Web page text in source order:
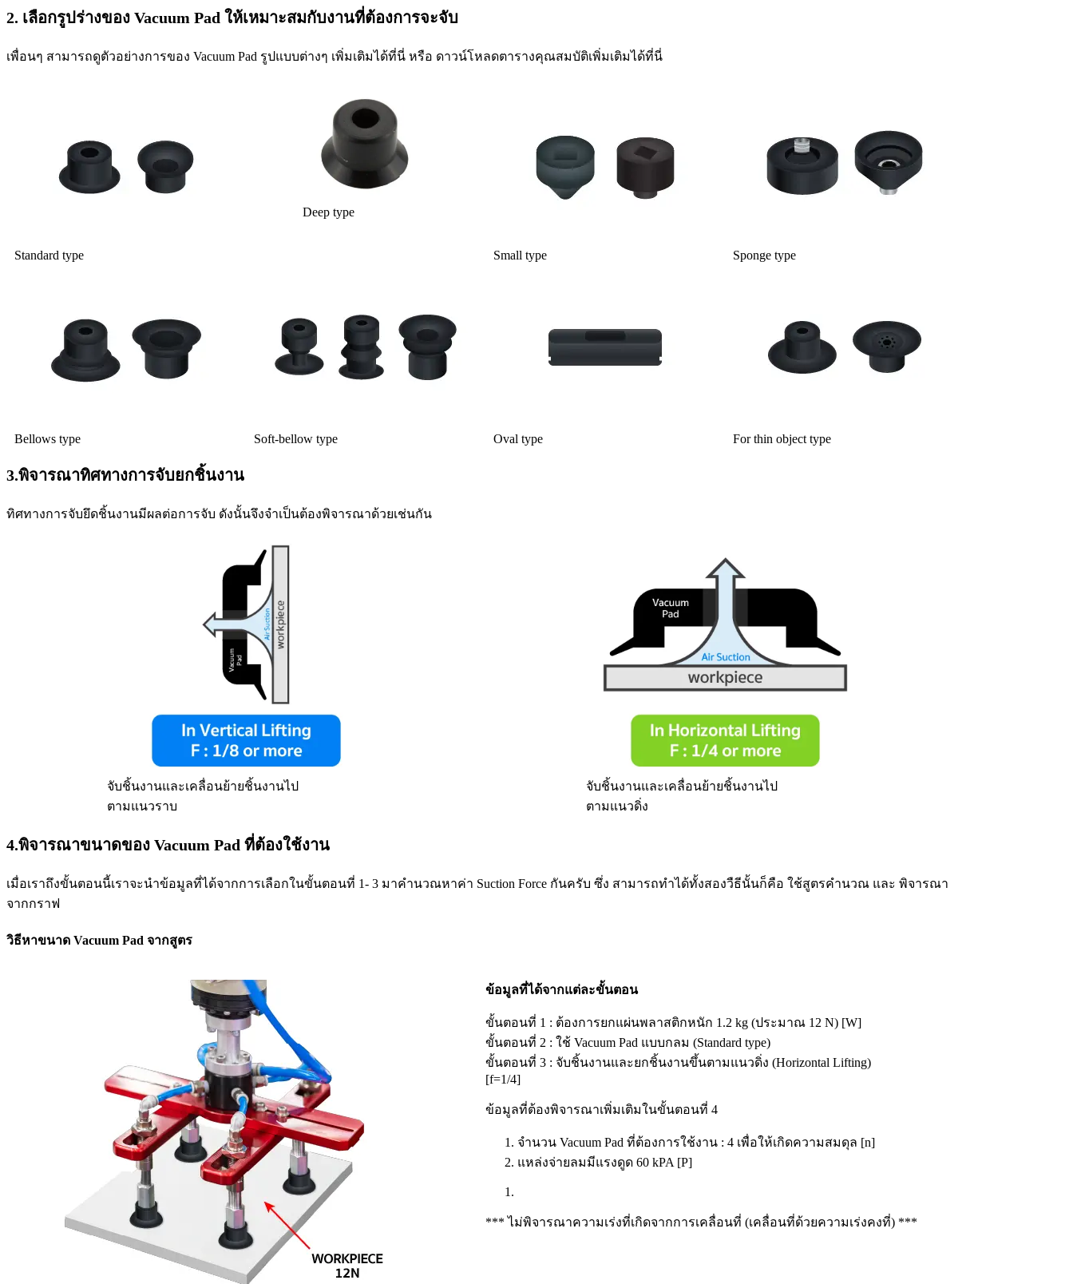
2. เลือกรูปร่างของ Vacuum Pad ให้เหมาะสมกับงานที่ต้องการจะจับ
เพื่อนๆ สามารถดูตัวอย่างการของ Vacuum Pad รูปแบบต่างๆ เพิ่มเติมได้ที่นี่ หรือ ดาวน์โหลดตารางคุณสมบัติเพิ่มเติมได้ที่นี่
Standard type
Deep type
Small type Sponge type
Bellows type Soft-bellow type Oval type For thin object type
3.พิจารณาทิศทางการจับยกชิ้นงาน
ทิศทางการจับยึดชิ้นงานมีผลต่อการจับ ดังนั้นจึงจำเป็นต้องพิจารณาด้วยเช่นกัน
จับชิ้นงานและเคลื่อนย้ายชิ้นงานไป
ตามแนวราบ
จับชิ้นงานและเคลื่อนย้ายชิ้นงานไป
ตามแนวดิ่ง
4.พิจารณาขนาดของ Vacuum Pad ที่ต้องใช้งาน
เมื่อเราถึงขั้นตอนนี้เราจะนำข้อมูลที่ได้จากการเลือกในขั้นตอนที่ 1- 3 มาคำนวณหาค่า Suction Force กันครับ ซึ่ง สามารถทำได้ทั้งสองวืธีนั้นก็คือ ใช้สูตรคำนวณ และ พิจารณา
จากกราฟ
วิธีหาขนาด Vacuum Pad จากสูตร
ข้อมูลที่ได้จากแต่ละขั้นตอน
ขั้นตอนที่ 1 : ต้องการยกแผ่นพลาสติกหนัก 1.2 kg (ประมาณ 12 N) [W]
ขั้นตอนที่ 2 : ใช้ Vacuum Pad แบบกลม (Standard type)
ขั้นตอนที่ 3 : จับชิ้นงานและยกชิ้นงานขึ้นตามแนวดิ่ง (Horizontal Lifting)
[f=1/4]
ข้อมูลที่ต้องพิจารณาเพิ่มเติมในขั้นตอนที่ 4
จำนวน Vacuum Pad ที่ต้องการใช้งาน : 4 เพื่อให้เกิดความสมดุล [n]
แหล่งจ่ายลมมีแรงดูด 60 kPA [P]
*** ไม่พิจารณาความเร่งที่เกิดจากการเคลื่อนที่ (เคลื่อนที่ด้วยความเร่งคงที่) ***